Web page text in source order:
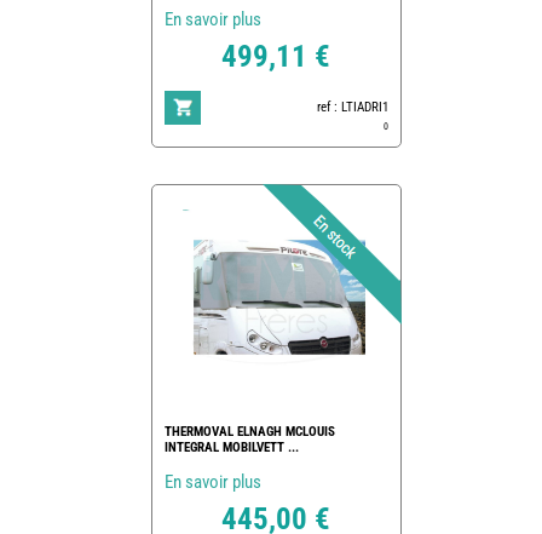
En savoir plus
499,11 €
ref : LTIADRI1
0
THERMOVAL ELNAGH MCLOUIS
INTEGRAL MOBILVETT ...
En savoir plus
445,00 €